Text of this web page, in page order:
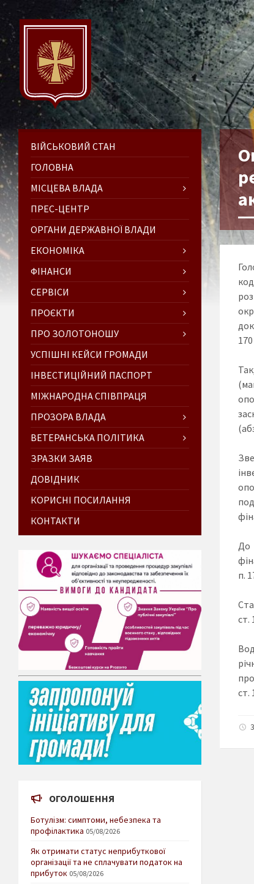
До
п.
ст.
ст.
ВІЙСЬКОВИЙ СТАН
ГОЛОВНА
МІСЦЕВА ВЛАДА
ПРЕС-ЦЕНТР
ОРГАНИ ДЕРЖАВНОЇ ВЛАДИ
ЕКОНОМІКА
ФІНАНСИ
СЕРВІСИ
ПРОЄКТИ
ПРО ЗОЛОТОНОШУ
УСПІШНІ КЕЙСИ ГРОМАДИ
ІНВЕСТИЦІЙНИЙ ПАСПОРТ
МІЖНАРОДНА СПІВПРАЦЯ
ПРОЗОРА ВЛАДА
ВЕТЕРАНСЬКА ПОЛІТИКА
ЗРАЗКИ ЗАЯВ
ДОВІДНИК
КОРИСНІ ПОСИЛАННЯ
КОНТАКТИ
ОГОЛОШЕННЯ
Ботулізм: симптоми, небезпека та
профілактика 05/08/2026
Як отримати статус неприбуткової
організації та не сплачувати податок на
прибуток 05/08/2026